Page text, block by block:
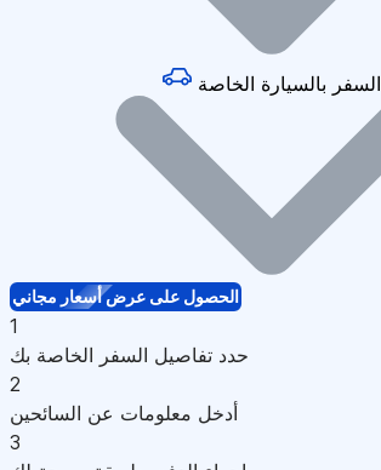
السفر بالسيارة الخاصة
الحصول على عرض أسعار مجاني
1
حدد تفاصيل السفر الخاصة بك
2
أدخل معلومات عن السائحين
3